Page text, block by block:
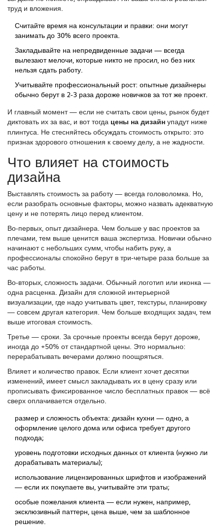
труд и вложения.
Считайте время на консультации и правки: они могут
занимать до 30% всего проекта.
Закладывайте на непредвиденные задачи — всегда
вылезают мелочи, которые никто не просил, но без них
нельзя сдать работу.
Учитывайте профессиональный рост: опытные дизайнеры
обычно берут в 2-3 раза дороже новичков за тот же проект.
И главный момент — если не считать свои цены, рынок будет
диктовать их за вас, и вот тогда цены на дизайн упадут ниже
плинтуса. Не стесняйтесь обсуждать стоимость открыто: это
признак здорового отношения к своему делу, а не жадности.
Что влияет на стоимость
дизайна
Выставлять стоимость за работу — всегда головоломка. Но,
если разобрать основные факторы, можно назвать адекватную
цену и не потерять лицо перед клиентом.
Во-первых, опыт дизайнера. Чем больше у вас проектов за
плечами, тем выше ценится ваша экспертиза. Новички обычно
начинают с небольших сумм, чтобы набить руку, а
профессионалы спокойно берут в три-четыре раза больше за
час работы.
Во-вторых, сложность задачи. Обычный логотип или иконка —
одна расценка. Дизайн для сложной интерьерной
визуализации, где надо учитывать цвет, текстуры, планировку
— совсем другая категория. Чем больше входящих задач, тем
выше итоговая стоимость.
Третье — сроки. За срочные проекты всегда берут дороже,
иногда до +50% от стандартной цены. Это нормально:
перерабатывать вечерами должно поощряться.
Влияет и количество правок. Если клиент хочет десятки
изменений, имеет смысл закладывать их в цену сразу или
прописывать фиксированное число бесплатных правок — всё
сверх оплачивается отдельно.
размер и сложность объекта: дизайн кухни — одно, а
оформление целого дома или офиса требует другого
подхода;
уровень подготовки исходных данных от клиента (нужно ли
дорабатывать материалы);
использование лицензированных шрифтов и изображений
— если их покупаете вы, учитывайте эти траты;
особые пожелания клиента — если нужен, например,
эксклюзивный паттерн, цена выше, чем за шаблонное
решение.